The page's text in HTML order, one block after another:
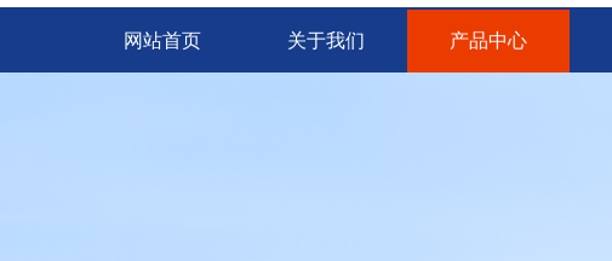
网站首页 关于我们 产品中心